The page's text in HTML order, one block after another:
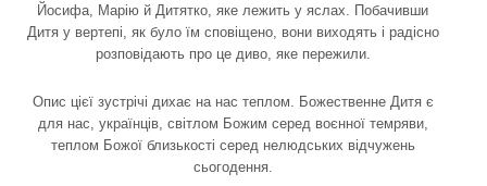
Йосифа, Марію й Дитятко, яке лежить у яслах. Побачивши
Дитя у вертепі, як було їм сповіщено, вони виходять і радісно
розповідають про це диво, яке пережили.
Опис цієї зустрічі дихає на нас теплом. Божественне Дитя є
для нас, українців, світлом Божим серед воєнної темряви,
теплом Божої близькості серед нелюдських відчужень
сьогодення.